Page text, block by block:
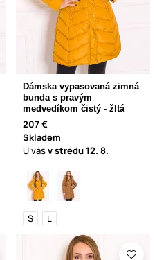
Dámska vypasovaná zimná
bunda s pravým
medvedíkom čistý - žltá
207 €
Skladem
U vásv stredu12. 8.
S L